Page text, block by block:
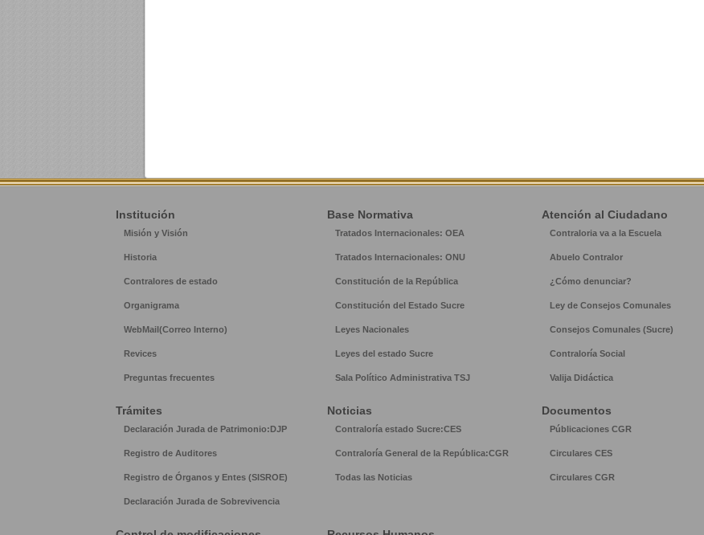
Institución Base Normativa Atención al Ciudadano
Misión y Visión Tratados Internacionales: OEA Contraloria va a la Escuela
Historia Tratados Internacionales: ONU Abuelo Contralor
Contralores de estado Constitución de la República ¿Cómo denunciar?
Organigrama Constitución del Estado Sucre Ley de Consejos Comunales
WebMail(Correo Interno) Leyes Nacionales Consejos Comunales (Sucre)
Revices Leyes del estado Sucre Contraloría Social
Preguntas frecuentes Sala Político Administrativa TSJ Valija Didáctica
Trámites Noticias Documentos
Declaración Jurada de Patrimonio:DJP Contraloría estado Sucre:CES Públicaciones CGR
Registro de Auditores Contraloría General de la República:CGR Circulares CES
Registro de Órganos y Entes (SISROE) Todas las Noticias Circulares CGR
Declaración Jurada de Sobrevivencia